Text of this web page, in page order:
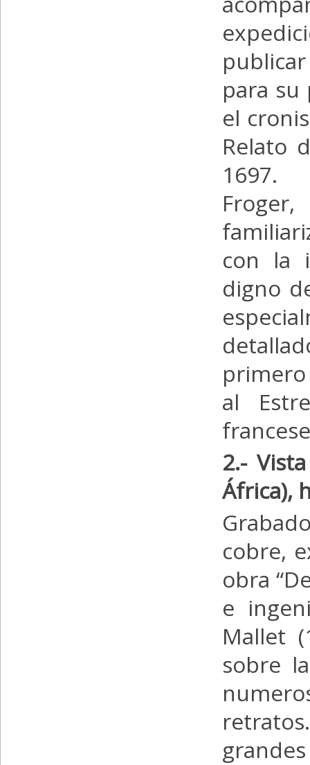
para su
el
Relato
1697.
con la
digno
al
2.-
África),
cobre,
obra
e
Mallet
sobre